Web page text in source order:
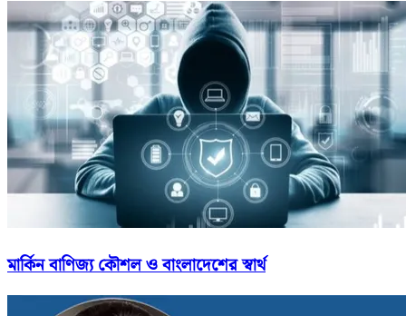
মার্কিন বাণিজ্য কৌশল ও বাংলাদেশের স্বার্থ